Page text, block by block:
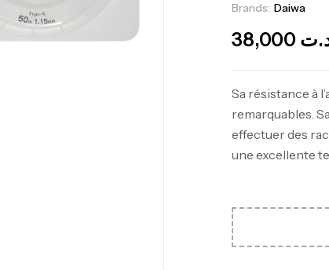
Brands: Daiwa
38,000
Sa résistance à
remarquables.
effectuer des
une excellente